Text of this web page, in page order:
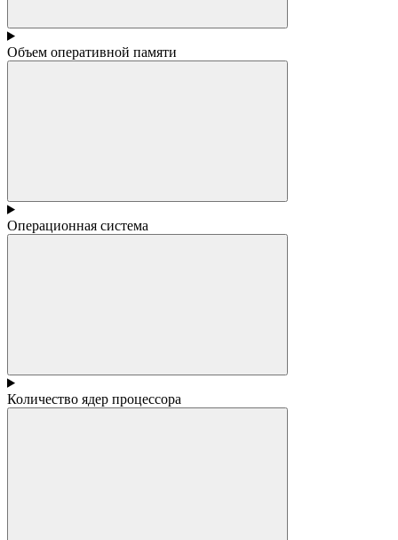
Объем оперативной памяти
Операционная система
Количество ядер процессора